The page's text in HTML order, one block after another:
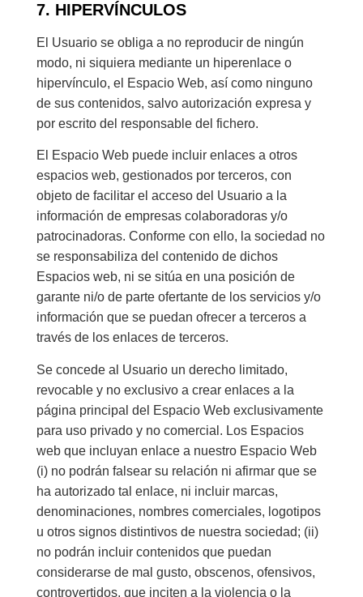
7. HIPERVÍNCULOS
El Usuario se obliga a no reproducir de ningún
modo, ni siquiera mediante un hiperenlace o
hipervínculo, el Espacio Web, así como ninguno
de sus contenidos, salvo autorización expresa y
por escrito del responsable del fichero.
El Espacio Web puede incluir enlaces a otros
espacios web, gestionados por terceros, con
objeto de facilitar el acceso del Usuario a la
información de empresas colaboradoras y/o
patrocinadoras. Conforme con ello, la sociedad no
se responsabiliza del contenido de dichos
Espacios web, ni se sitúa en una posición de
garante ni/o de parte ofertante de los servicios y/o
información que se puedan ofrecer a terceros a
través de los enlaces de terceros.
Se concede al Usuario un derecho limitado,
revocable y no exclusivo a crear enlaces a la
página principal del Espacio Web exclusivamente
para uso privado y no comercial. Los Espacios
web que incluyan enlace a nuestro Espacio Web
(i) no podrán falsear su relación ni afirmar que se
ha autorizado tal enlace, ni incluir marcas,
denominaciones, nombres comerciales, logotipos
u otros signos distintivos de nuestra sociedad; (ii)
no podrán incluir contenidos que puedan
considerarse de mal gusto, obscenos, ofensivos,
controvertidos, que inciten a la violencia o la